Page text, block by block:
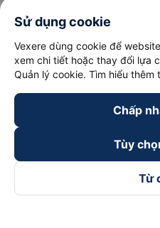
Sử dụng cookie
Vexere dùng cookie để
xem chi tiết hoặc thay đổi lựa
Quản lý cookie. Tìm hiểu thêm
Chấp
Tùy
Từ